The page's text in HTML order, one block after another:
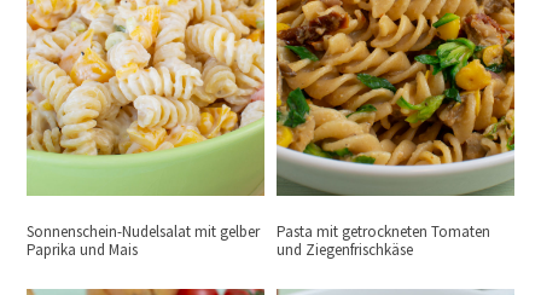
Sonnenschein-Nudelsalat mit gelber
Paprika und Mais
Pasta mit getrockneten Tomaten
und Ziegenfrischkäse